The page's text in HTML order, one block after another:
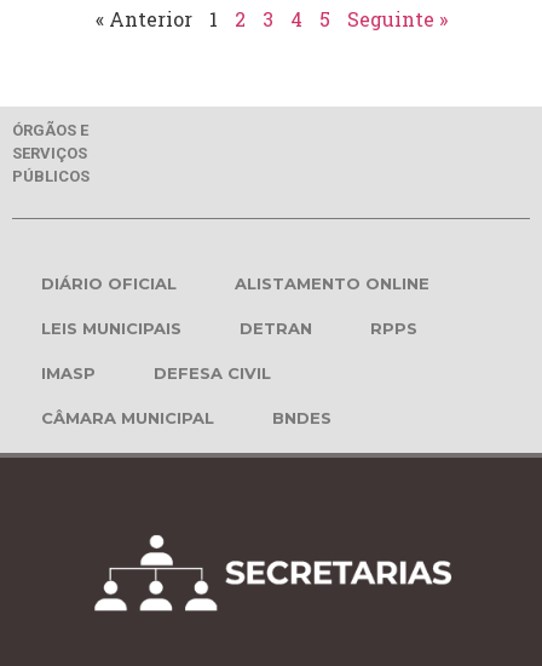
« Anterior 1 2 3 4 5 Seguinte »
ÓRGÃOS E
SERVIÇOS
PÚBLICOS
DIÁRIO OFICIAL ALISTAMENTO ONLINE
LEIS MUNICIPAIS DETRAN RPPS
IMASP DEFESA CIVIL
CÂMARA MUNICIPAL BNDES